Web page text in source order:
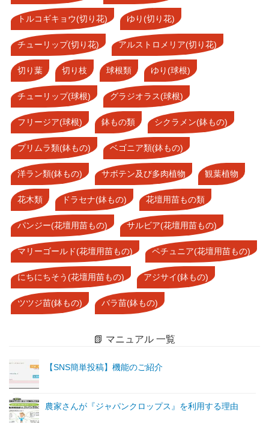
トルコギキョウ(切り花) ゆり(切り花)
チューリップ(切り花) アルストロメリア(切り花)
切り葉 切り枝 球根類 ゆり(球根)
チューリップ(球根) グラジオラス(球根)
フリージア(球根) 鉢もの類 シクラメン(鉢もの)
プリムラ類(鉢もの) ベゴニア類(鉢もの)
洋ラン類(鉢もの) サボテン及び多肉植物 観葉植物
花木類 ドラセナ(鉢もの) 花壇用苗もの類
パンジー(花壇用苗もの) サルビア(花壇用苗もの)
マリーゴールド(花壇用苗もの) ペチュニア(花壇用苗もの)
にちにちそう(花壇用苗もの) アジサイ(鉢もの)
ツツジ苗(鉢もの) バラ苗(鉢もの)
📗 マニュアル 一覧
【SNS簡単投稿】機能のご紹介
農家さんが『ジャパンクロップス』を利用する理由